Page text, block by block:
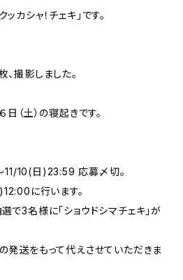
カシャ！チェキ」です。
撮影しました。
日（土）の寝起きです。
10(日)23:59 応募〆切。
に行います。
で3名様に「ショウドシマチェキ」が
発送をもって代えさせていただきま